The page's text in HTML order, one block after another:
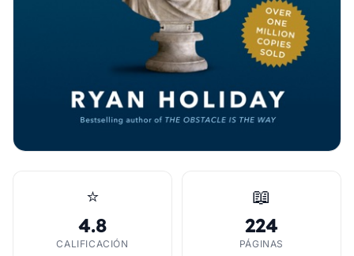
⭐
4.8
CALIFICACIÓN
📖
224
PÁGINAS